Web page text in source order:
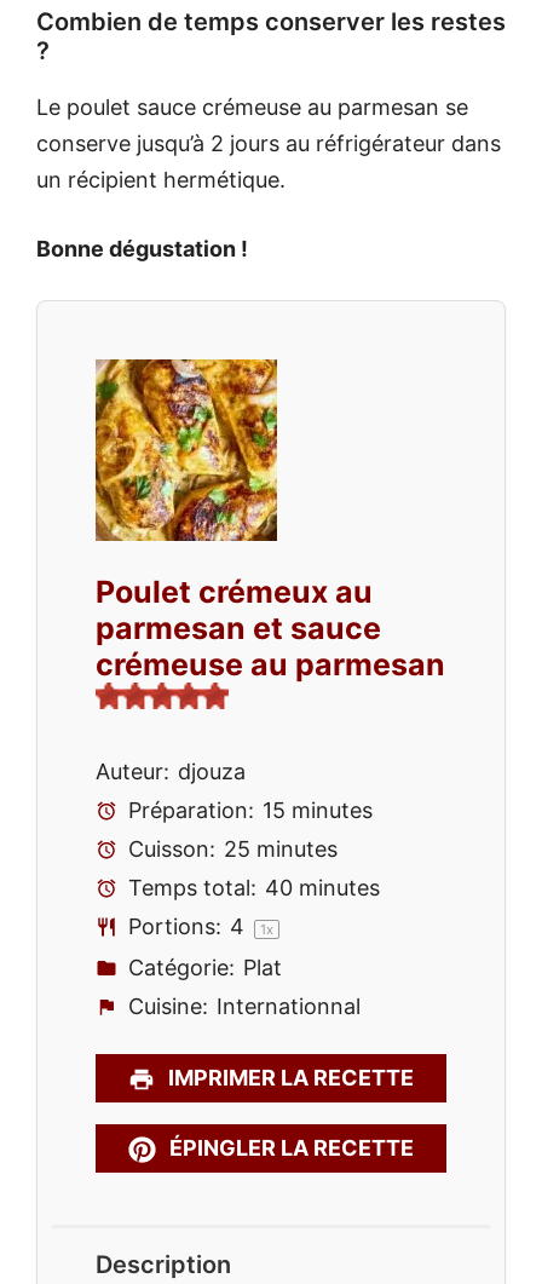
Combien de temps conserver les restes
?
Le poulet sauce crémeuse au parmesan se
conserve jusqu’à 2 jours au réfrigérateur dans
un récipient hermétique.
Bonne dégustation !
Poulet crémeux au
parmesan et sauce
crémeuse au parmesan
Auteur: djouza
Préparation: 15 minutes
Cuisson: 25 minutes
Temps total: 40 minutes
Portions: 4 1x
Catégorie: Plat
Cuisine: Internationnal
IMPRIMER LA RECETTE
ÉPINGLER LA RECETTE
Description